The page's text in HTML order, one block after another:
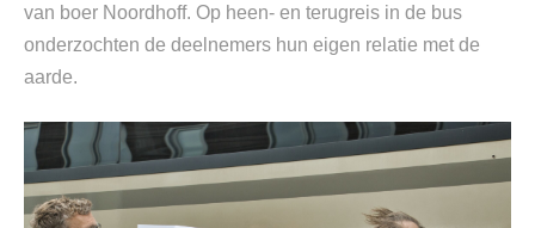
van boer Noordhoff. Op heen- en terugreis in de bus
onderzochten de deelnemers hun eigen relatie met de
aarde.